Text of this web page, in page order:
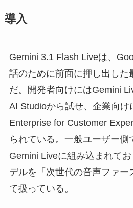
導入
Gemini 3.1 Flash Liveは、
話のために前面に押し出した
だ。開発者向けにはGemini
AI Studioから試せ、企業向け
Enterprise for Customer
られている。一般ユーザー側
Gemini Liveに組み込まれて
デルを「次世代の音声ファー
て扱っている。